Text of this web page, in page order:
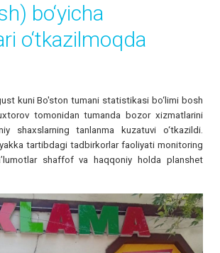
bo‘yicha
o‘tkazilmoqda
kuni Bo'ston tumani statistikasi bo‘limi bosh
tomonidan tumanda bozor xizmatlarini
shaxslarning tanlanma kuzatuvi o‘tkazildi.
tartibdagi tadbirkorlar faoliyati monitoring
shaffof va haqqoniy holda planshet